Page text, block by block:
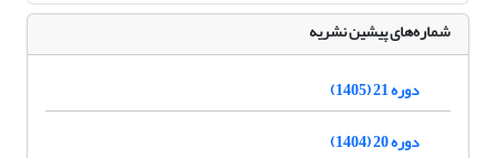
شماره‌های پیشین نشریه
دوره 21 (1405)
دوره 20 (1404)